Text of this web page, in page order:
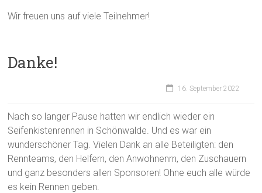
Wir freuen uns auf viele Teilnehmer!
Danke!
16. September 2022
Nach so langer Pause hatten wir endlich wieder ein
Seifenkistenrennen in Schönwalde. Und es war ein
wunderschöner Tag. Vielen Dank an alle Beteiligten: den
Rennteams, den Helfern, den Anwohnenrn, den Zuschauern
und ganz besonders allen Sponsoren! Ohne euch alle würde
es kein Rennen geben.